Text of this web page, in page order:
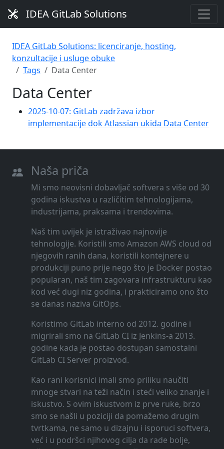
IDEA GitLab Solutions
IDEA GitLab Solutions: licenciranje, hosting,
konzultacije i usluge obuke
Tags
Data Center
Data Center
2025-10-07: GitLab zadržava izbor
implementacije dok Atlassian ukida Data Center
Naša priča
Mi smo neovisni dobavljač softvera s više od 30
godina iskustva u različitim tehnologijama,
industrijama, praksama i trendovima.
Naš tim uvijek je istraživao najnovije
tehnologije. Koristili smo Amazon AWS cloud od
njegovih ranih dana, koristili kontejnere u
produkciji puno prije nego što je Docker postao
popularan, naš tim zagovara infrastrukturu kao
kod već dugi niz godina, i prakticiramo ono što
se danas naziva GitOps.
Koristimo GitLab interno od 2012. godine i
migrirali smo na GitLab CI iz Jenkins-a 2013.
godine kada je postao dostupan samostalni
GitLab CI Server proizvod.
Kao rani korisnici imali smo priliku naučiti
mnoge stvari na teži način i steći veliko znanje i
iskustvo. S ovim iskustvom iz prve ruke, brzo
smo se našli u poziciji da pomažemo drugim
tvrtkama, ne samo u dizajnu i isporuci softvera,
već i u podršci njihovog cilja da rade bolje,